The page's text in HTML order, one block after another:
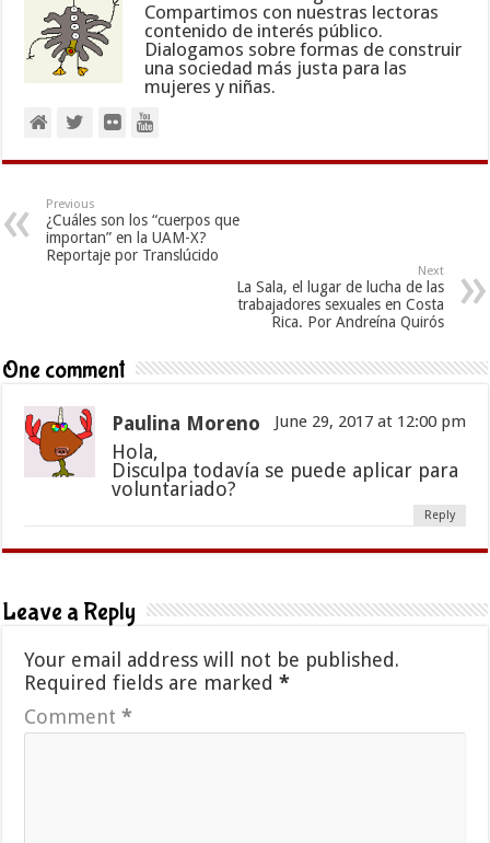
Compartimos con nuestras lectoras
contenido de interés público.
Dialogamos sobre formas de construir
una sociedad más justa para las
mujeres y niñas.
Previous
¿Cuáles son los “cuerpos que
importan” en la UAM-X?
Reportaje por Translúcido
Next
La Sala, el lugar de lucha de las
trabajadores sexuales en Costa
Rica. Por Andreína Quirós
One comment
Paulina Moreno June 29, 2017 at 12:00 pm
Hola,
Disculpa todavía se puede aplicar para
voluntariado?
Reply
Leave a Reply
Your email address will not be published.
Required fields are marked*
Comment*